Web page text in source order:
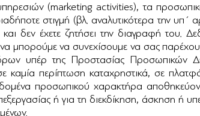
(marketing activities), τα
στιγμή (βλ. αναλυτικότερα την
δεν έχετε ζητήσει την διαγραφή του.
μπορούμε να συνεχίσουμε να σας
υπέρ της Προστασίας Προσωπικών
περίπτωση καταχρηστικά, σε
προσωπικού χαρακτήρα
ή για τη διεκδίκηση, άσκηση